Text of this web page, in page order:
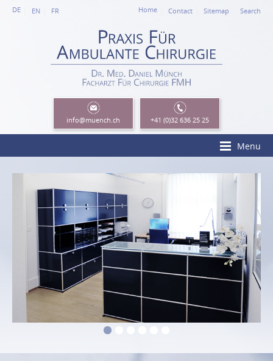
DE EN FR Home Contact Sitemap Search
Menu
1
info@muench.ch +41 (0)32 636 25 25